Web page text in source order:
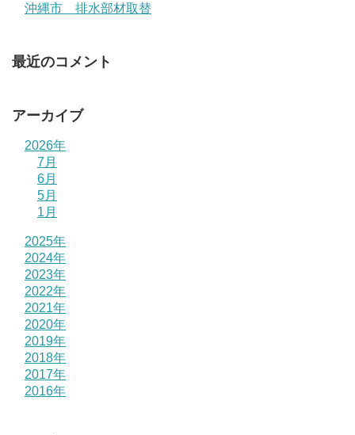
沖縄市 排水部材取替
最近のコメント
アーカイブ
2026年
7月
6月
5月
1月
2025年
2024年
2023年
2022年
2021年
2020年
2019年
2018年
2017年
2016年